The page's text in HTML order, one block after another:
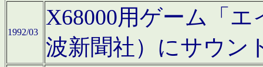
1992/03
X68000用ゲーム「
波新聞社）にサウン